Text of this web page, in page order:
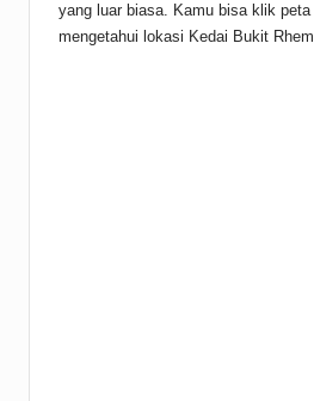
yang luar biasa. Kamu bisa klik
mengetahui lokasi Kedai Bukit